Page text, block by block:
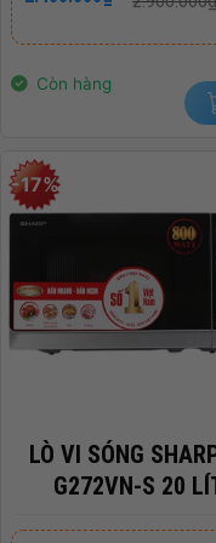
2.900.000₫.
là:
Còn hàng
-17%
LÒ VI SÓNG
G272VN-S 20